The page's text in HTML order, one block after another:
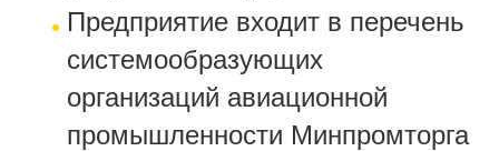
Предприятие входит в перечень
системообразующих
организаций авиационной
промышленности Минпромторга